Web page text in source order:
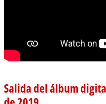
Salida del álbum